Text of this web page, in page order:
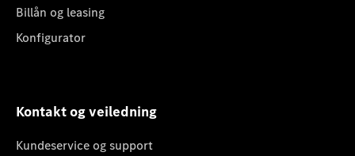
Billån og leasing
Konfigurator
Kontakt og veiledning
Kundeservice og support